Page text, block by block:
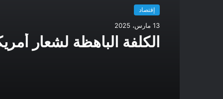
إقتصاد
13 مارس، 2025
الكلفة الباهظة لشعار